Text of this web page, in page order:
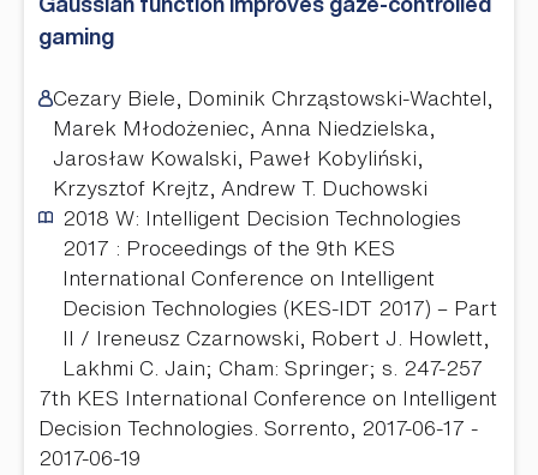
gaming
Cezary Biele, Dominik Chrząstowski-Wachtel,
Marek Młodożeniec, Anna Niedzielska,
Jarosław Kowalski, Paweł Kobyliński,
Krzysztof Krejtz, Andrew T. Duchowski
2018 W: Intelligent Decision Technologies
2017 : Proceedings of the 9th KES
International Conference on Intelligent
Decision Technologies (KES-IDT 2017) – Part
II / Ireneusz Czarnowski, Robert J. Howlett,
Lakhmi C. Jain; Cham: Springer; s. 247-257
7th KES International Conference on Intelligent
Decision Technologies. Sorrento, 2017-06-17 -
2017-06-19